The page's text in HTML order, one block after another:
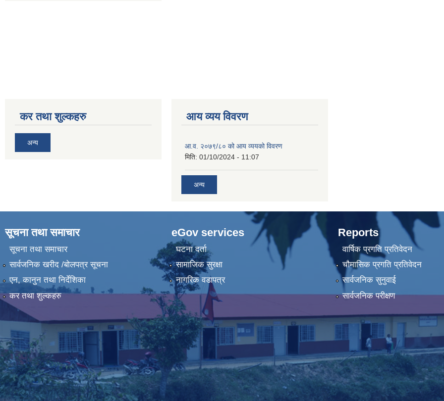
कर तथा शुल्कहरु
अन्य
आय व्यय विवरण
आ.व. २०७९/८० को आय व्ययको विवरण
मिति: 01/10/2024 - 11:07
अन्य
सूचना तथा समाचार
सूचना तथा समाचार
सार्वजनिक खरीद /बोलपत्र सूचना
एन, कानुन तथा निर्देशिका
कर तथा शुल्कहरु
eGov services
घटना दर्ता
सामाजिक सुरक्षा
नागरिक वडापत्र
Reports
वार्षिक प्रगति प्रतिवेदन
चौमासिक प्रगति प्रतिवेदन
सार्वजनिक सुनुवाई
सार्वजनिक परीक्षण